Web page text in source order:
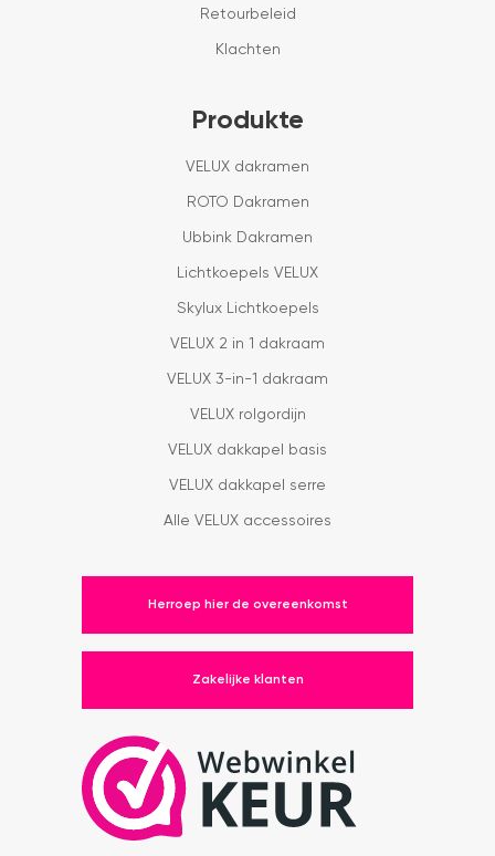
Retourbeleid
Klachten
Produkte
VELUX dakramen
ROTO Dakramen
Ubbink Dakramen
Lichtkoepels VELUX
Skylux Lichtkoepels
VELUX 2 in 1 dakraam
VELUX 3-in-1 dakraam
VELUX rolgordijn
VELUX dakkapel basis
VELUX dakkapel serre
Alle VELUX accessoires
Herroep hier de overeenkomst
Zakelijke klanten